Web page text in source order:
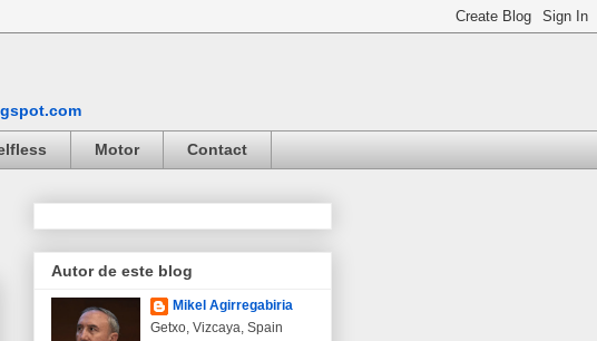
Motor Contact
Autor de este blog
Mikel Agirregabiria
Getxo, Vizcaya, Spain